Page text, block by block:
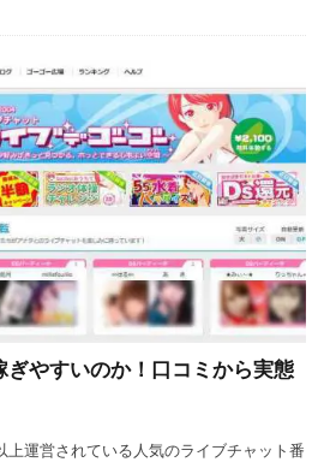
ぎやすいのか！口コミから実態
上運営されている人気のライブチャット番